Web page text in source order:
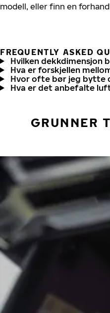
modell, eller finn en
FREQUENTLY ASKED
Hvilken dekkdimensjon
Hva er forskjellen
Hvor ofte bør jeg bytte
Hva er det anbefalte
GRUNNER